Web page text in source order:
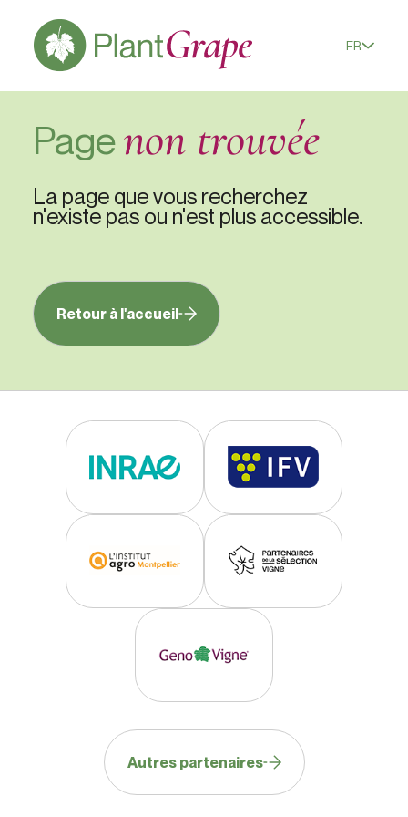
FR
Pagenon trouvée
La page que vous recherchez
n'existe pas ou n'est plus accessible.
Retour à l'accueil
Autres partenaires